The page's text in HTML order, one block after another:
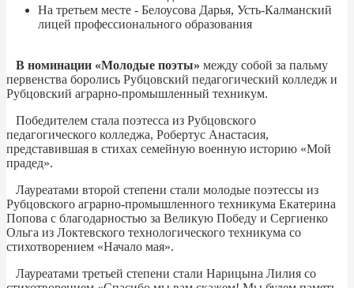
На третьем месте - Белоусова Дарья, Усть-Калманский
лицей профессионального образования
В номинации «Молодые поэты» между собой за пальму
первенства боролись Рубцовский педагогический колледж и
Рубцовский аграрно-промышленный техникум.
Победителем стала поэтесса из Рубцовского
педагогического колледжа, Робертус Анастасия,
представившая в стихах семейную военную историю «Мой
прадед».
Лауреатами второй степени стали молодые поэтессы из
Рубцовского аграрно-промышленного техникума Екатерина
Попова с благодарностью за Великую Победу и Сергиенко
Ольга из Локтевского технологического техникума со
стихотворением «Начало мая».
Лауреатами третьей степени стали Нарицына Лилия со